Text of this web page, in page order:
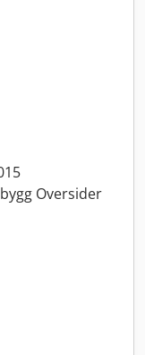
Oversider